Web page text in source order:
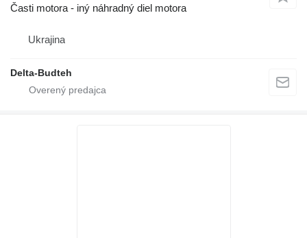
Časti motora - iný náhradný diel motora
Ukrajina
Delta-Budteh